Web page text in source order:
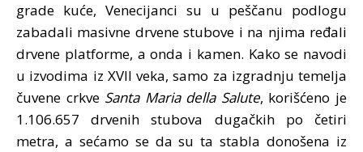
grade kuće, Venecijanci su u peščanu podlogu
zabadali masivne drvene stubove i na njima ređali
drvene platforme, a onda i kamen. Kako se navodi
u izvodima iz XVII veka, samo za izgradnju temelja
čuvene crkve Santa Maria della Salute, korišćeno je
1.106.657 drvenih stubova dugačkih po četiri
metra, a sećamo se da su ta stabla donošena iz